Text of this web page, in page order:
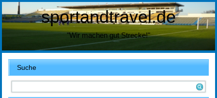
sportandtravel.de
"Wir machen gut Strecke!"
Suche